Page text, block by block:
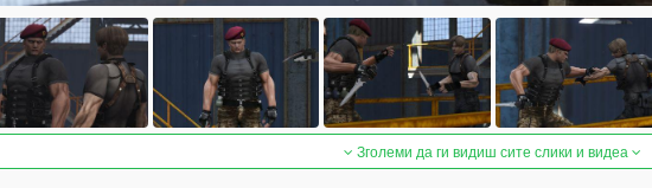
Зголеми да ги видиш сите слики и видеа